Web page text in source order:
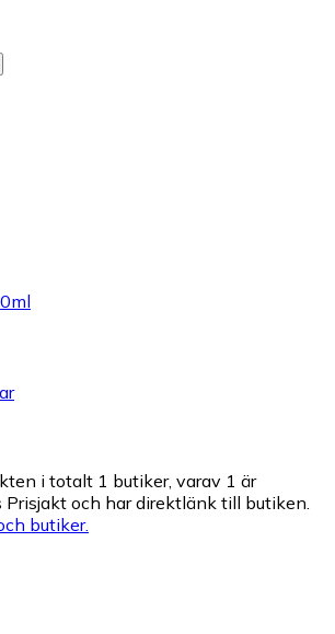
i totalt 1 butiker, varav 1 är
och har direktlänk till butiken.
butiker.